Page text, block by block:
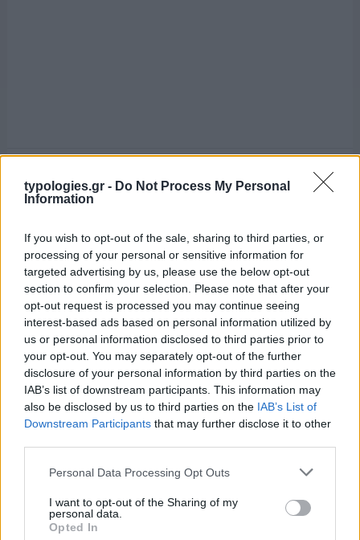
typologies.gr - Do Not Process My Personal
Information
If you wish to opt-out of the sale, sharing to third parties, or
processing of your personal or sensitive information for
targeted advertising by us, please use the below opt-out
section to confirm your selection. Please note that after your
opt-out request is processed you may continue seeing
interest-based ads based on personal information utilized by
us or personal information disclosed to third parties prior to
your opt-out. You may separately opt-out of the further
disclosure of your personal information by third parties on the
IAB’s list of downstream participants. This information may
also be disclosed by us to third parties on the IAB’s List of
Downstream Participants that may further disclose it to other
Please note that this website/app uses one or more Google
not limited to your visit or usage behaviour. You may click to
grant or deny consent to Google and its third-party tags to
use your data for below specified purposes in below Google
Personal Data Processing Opt Outs
I want to opt-out of the Sharing of my
personal data.
Opted In